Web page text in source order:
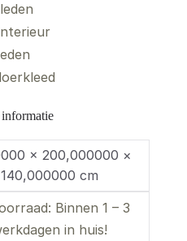
× 200,000000 ×
140,000000 cm
Binnen 1 – 3
in huis!